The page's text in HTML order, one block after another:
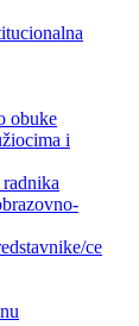
obuke
i
ce